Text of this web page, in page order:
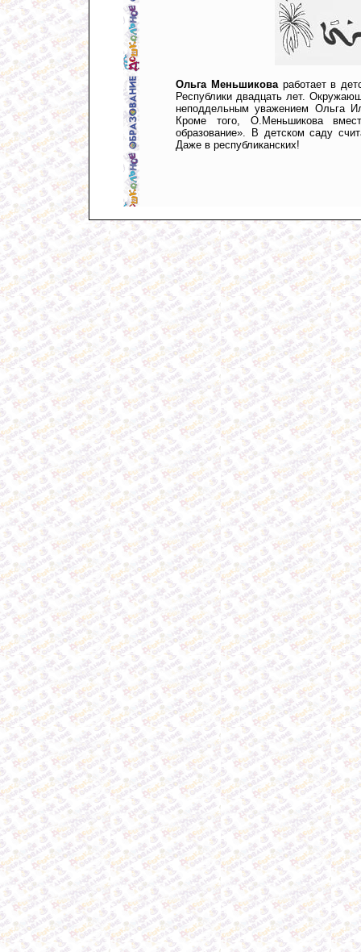
Ольга Меньшиковаработает в
Республики двадцать лет.
неподдельным уважением Ольга
Кроме того, О.Меньшикова
образование». В детском саду
Даже в республиканских!